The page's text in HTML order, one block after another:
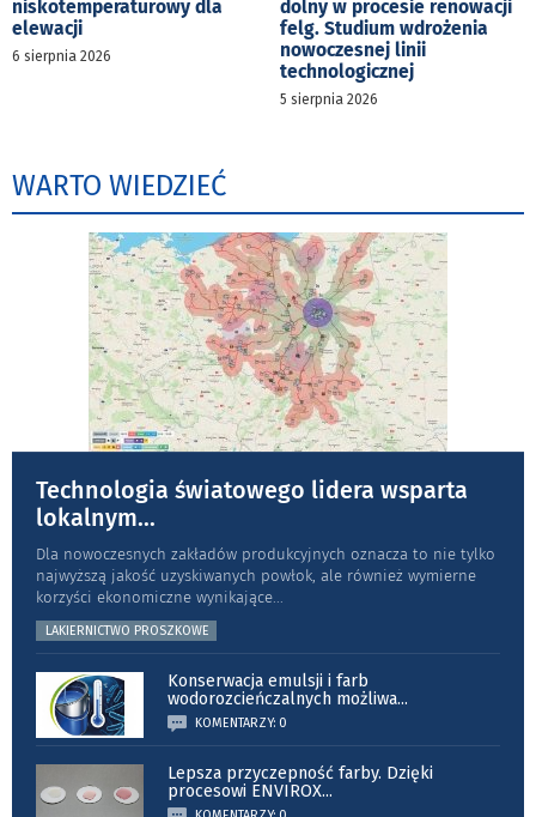
niskotemperaturowy dla
elewacji
6 sierpnia 2026
dolny w procesie renowacji
felg. Studium wdrożenia
nowoczesnej linii
technologicznej
5 sierpnia 2026
WARTO WIEDZIEĆ
Technologia światowego lidera wsparta
lokalnym...
Dla nowoczesnych zakładów produkcyjnych oznacza to nie tylko
najwyższą jakość uzyskiwanych powłok, ale również wymierne
korzyści ekonomiczne wynikające...
LAKIERNICTWO PROSZKOWE
Konserwacja emulsji i farb
wodorozcieńczalnych możliwa...
KOMENTARZY: 0
Lepsza przyczepność farby. Dzięki
procesowi ENVIROX...